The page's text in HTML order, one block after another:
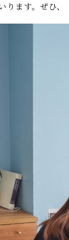
ます。ぜひ、